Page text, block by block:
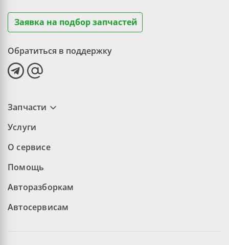
Заявка на подбор запчастей
Обратиться в поддержку
Запчасти
Услуги
О сервисе
Помощь
Авторазборкам
Автосервисам